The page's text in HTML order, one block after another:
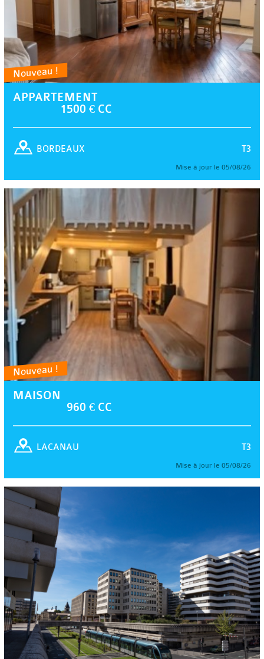
Nouveau !
APPARTEMENT
1500 € CC
T3
BORDEAUX
Mise à jour le 05/08/26
Nouveau !
MAISON
960 € CC
T3
LACANAU
Mise à jour le 05/08/26